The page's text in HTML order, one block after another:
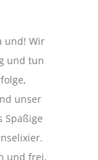
und! Wir
und tun
unser
Spaßige
und frei,